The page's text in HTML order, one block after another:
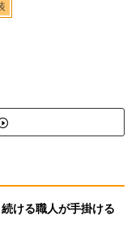
ける職人が手掛ける